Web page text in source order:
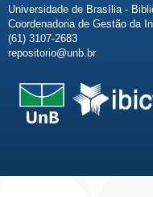
Universidade de Brasília -
Coordenadoria de Gestão da
(61) 3107-2683
repositorio@unb.br